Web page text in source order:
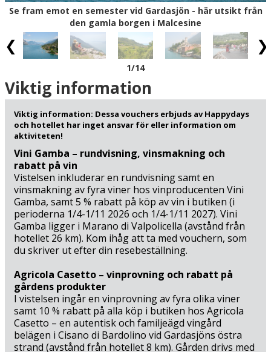
Amaronevinet tillverkas. En båttur på Gardasjön är också
ett måste när du bor vid denna legendariska sjö: Det kan
rekommenderas att ta en sightseeingbåt från hamnen i
Peschiera del Garda (27 km) och bege sig ut på vattnet.
Trevlig sommarsemester i Italien!
Se fram emot en semester vid Gardasjön - här utsikt från
den gamla borgen i Malcesine
1/14
Viktig information
Viktig information: Dessa vouchers erbjuds av Happydays
och hotellet har inget ansvar för eller information om
aktiviteten!
Vini Gamba – rundvisning, vinsmakning och
rabatt på vin
Vistelsen inkluderar en rundvisning samt en
vinsmakning av fyra viner hos vinproducenten Vini
Gamba, samt 5 % rabatt på köp av vin i butiken (i
perioderna 1/4-1/11 2026 och 1/4-1/11 2027). Vini
Gamba ligger i Marano di Valpolicella (avstånd från
hotellet 26 km). Kom ihåg att ta med vouchern, som
du skriver ut efter din resebeställning.
Agricola Casetto – vinprovning och rabatt på
gårdens produkter
I vistelsen ingår en vinprovning av fyra olika viner
samt 10 % rabatt på alla köp i butiken hos Agricola
Casetto – en autentisk och familjeägd vingård
belägen i Cisano di Bardolino vid Gardasjöns östra
strand (avstånd från hotellet 8 km). Gården drivs med